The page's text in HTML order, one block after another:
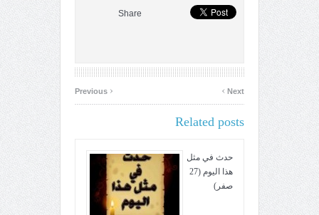
Share
‹ Next
›
Related posts
حدث في مثل
هذا اليوم (27
صفر)